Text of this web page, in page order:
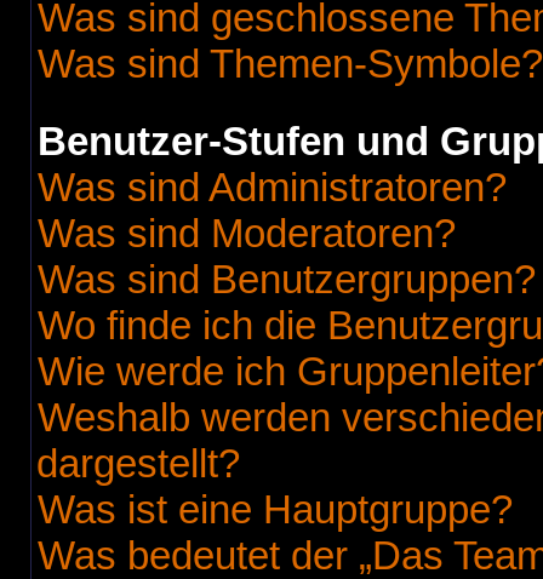
Was sind geschlossene
Was sind Themen-Symbole?
Benutzer-Stufen und
Was sind Administratoren?
Was sind Moderatoren?
Was sind Benutzergruppen?
Wo finde ich die
Wie werde ich
Weshalb werden
dargestellt?
Was ist eine Hauptgruppe?
Was bedeutet der „Das